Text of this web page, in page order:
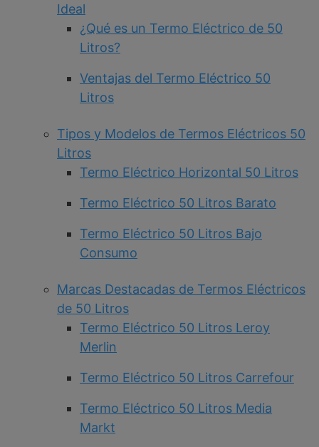
Ideal
¿Qué es un Termo Eléctrico de 50
Litros?
Ventajas del Termo Eléctrico 50
Litros
Tipos y Modelos de Termos Eléctricos 50
Litros
Termo Eléctrico Horizontal 50 Litros
Termo Eléctrico 50 Litros Barato
Termo Eléctrico 50 Litros Bajo
Consumo
Marcas Destacadas de Termos Eléctricos
de 50 Litros
Termo Eléctrico 50 Litros Leroy
Merlin
Termo Eléctrico 50 Litros Carrefour
Termo Eléctrico 50 Litros Media
Markt